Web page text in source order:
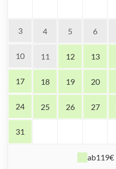
3 4 5 6
10 11 12 13
17 18 19 20
24 25 26 27
31
ab119€